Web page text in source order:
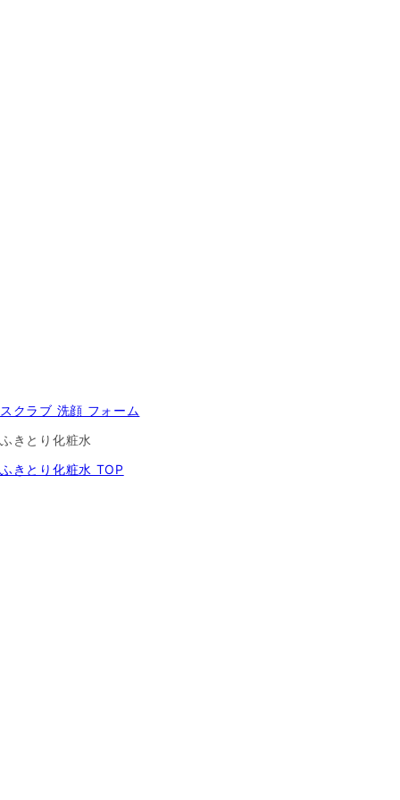
スクラブ 洗顔 フォーム
ふきとり化粧水
ふきとり化粧水 TOP